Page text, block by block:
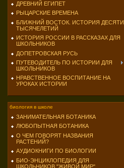
ДРЕВНИЙ ЕГИПЕТ
РЫЦАРСКИЕ ВРЕМЕНА
БЛИЖНИЙ ВОСТОК. ИСТОРИЯ ДЕСЯТИ
ТЫСЯЧЕЛЕТИЙ
ИСТОРИЯ РОССИИ В РАССКАЗАХ ДЛЯ
ШКОЛЬНИКОВ
ДОПЕТРОВСКАЯ РУСЬ
ПУТЕВОДИТЕЛЬ ПО ИСТОРИИ ДЛЯ
ШКОЛЬНИКОВ
НРАВСТВЕННОЕ ВОСПИТАНИЕ НА
УРОКАХ ИСТОРИИ
биология в школе
ЗАНИМАТЕЛЬНАЯ БОТАНИКА
ЛЮБОПЫТНАЯ БОТАНИКА
О ЧЕМ ГОВОРЯТ НАЗВАНИЯ
РАСТЕНИЙ?
АУДИОКНИГИ ПО БИОЛОГИИ
БИО-ЭНЦИКЛОПЕДИЯ ДЛЯ
ШКОЛЬНИКОВ "ЖИВОЙ МИР"